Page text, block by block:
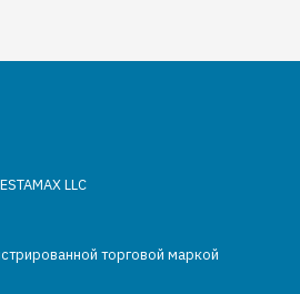
LLC
торговой маркой